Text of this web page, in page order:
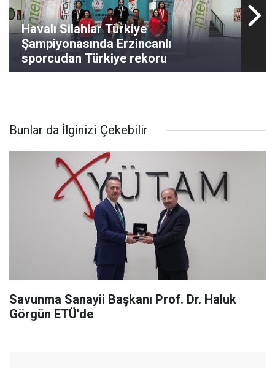
Havalı Silahlar Türkiye
Şampiyonasında Erzincanlı
sporcudan Türkiye rekoru
Bunlar da İlginizi Çekebilir
Savunma Sanayii Başkanı Prof. Dr. Haluk
Görgün ETÜ’de